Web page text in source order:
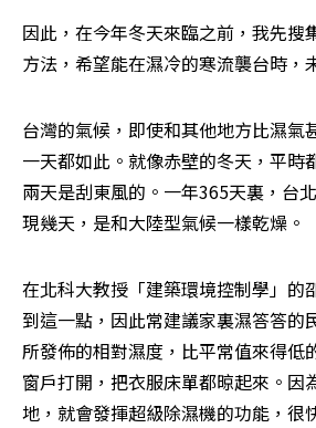
因此，在今年冬天來臨之前，我先搜
方法，希望能在濕冷的寒流襲台時，
台灣的氣候，即使和其他地方比濕氣
一天都如此。就像赤壁的冬天，平時
兩天是刮東風的。一年365天裏，台
現幾天，是和大陸型氣候一樣乾燥。
在北科大教授「建築環境控制學」的
到這一點，因此常建議家裏濕答答的
所發佈的相對濕度，比平常值來得低
窗戶打開，把衣服床單都晾起來。因
地，就會發揮超級除濕機的功能，很